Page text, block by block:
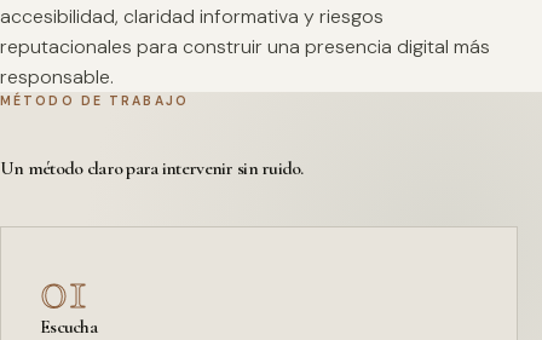
accesibilidad, claridad informativa y riesgos
reputacionales para construir una presencia digital más
responsable.
MÉTODO DE TRABAJO
Un método claro para intervenir sin ruido.
01
Escucha